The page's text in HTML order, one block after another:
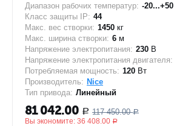
Диапазон рабочих температур: -20...+50
Класс защиты IP: 44
Макс. вес створки: 1450 кг
Макс. ширина створки: 6 м
Напряжение электропитания: 230 В
Напряжение электропитания двигателя:
Потребляемая мощность: 120 Вт
Производитель: Nice
Тип привода: Линейный
81 042.00 Р 117 450.00 Р
Вы экономите: 36 408.00 Р